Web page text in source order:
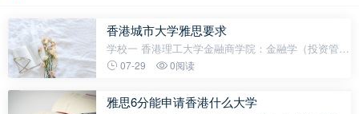
香港城市大学雅思要求
学校一 香港理工大学金融商学院：金融学（投资管
理）学制1年，学费318600港币/年 获得金融学硕士申
GRE（达到同等成绩）②欢迎没有或具有少量工作经
07-29 0阅读
雅思6分能申请香港什么大学